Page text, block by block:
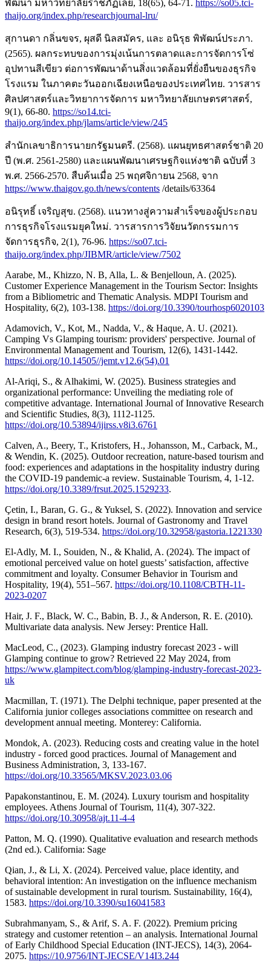
พัฒนา มหาวิทยาลัยราชภัฏเลย, 18(65), 64-71. https://so05.tci-
thaijo.org/index.php/researchjournal-lru/
สุกานดา กลิ่นขจร, ผุสดี นิลสมัคร, และ อนิรุธ พิพัฒน์ประภา.
(2565). ผลกระทบของการมุ่งเน้นการตลาดและการจัดการโซ่
อุปทานสีเขียว ต่อการพัฒนาด้านสิ่งแวดล้อมที่ยั่งยืนของธุรกิจ
โรงแรม ในภาคตะวันออกเฉียงเหนือของประเทศไทย. วารสาร
ศิลปศาสตร์และวิทยาการจัดการ มหาวิทยาลัยเกษตรศาสตร์,
9(1), 66-80. https://so14.tci-
thaijo.org/index.php/jlams/article/view/245
สำนักเลขาธิการนายกรัฐมนตรี. (2568). แผนยุทธศาสตร์ชาติ 20
ปี (พ.ศ. 2561-2580) และแผนพัฒนาเศรษฐกิจแห่งชาติ ฉบับที่ 3
พ.ศ. 2566-2570. สืบค้นเมื่อ 25 พฤศจิกายน 2568, จาก
https://www.thaigov.go.th/news/contents /details/63364
อนิรุทธิ์ เจริญสุข. (2568). แนวทางสู่ความสำเร็จของผู้ประกอบ
การธุรกิจโรงแรมยุคใหม่. วารสารการวิจัยนวัตกรรมการ
จัดการธุรกิจ, 2(1), 76-96. https://so07.tci-
thaijo.org/index.php/JIBMR/article/view/7502
Aarabe, M., Khizzo, N. B, Alla, L. & Benjelloun, A. (2025).
Customer Experience Management in the Tourism Sector: Insights
from a Bibliometric and Thematic Analysis. MDPI Tourism and
Hospitality, 6(2), 103-138. https://doi.org/10.3390/tourhosp6020103
Adamovich, V., Kot, M., Nadda, V., & Haque, A. U. (2021).
Camping Vs Glamping tourism: providers' perspective. Journal of
Environmental Management and Tourism, 12(6), 1431-1442.
https://doi.org/10.14505//jemt.v12.6(54).01
Al-Ariqi, S., & Alhakimi, W. (2025). Business strategies and
organizational performance: Unveiling the mediating role of
competitive advantage. International Journal of Innovative Research
and Scientific Studies, 8(3), 1112-1125.
https://doi.org/10.53894/ijirss.v8i3.6761
Calven, A., Beery, T., Kristofers, H., Johansson, M., Carback, M.,
& Wendin, K. (2025). Outdoor recreation, nature-based tourism and
food: experiences and adaptations in the hospitality industry during
the COVID-19 pandemic-a review. Sustainable Tourism, 4, 1-12.
https://doi.org/10.3389/frsut.2025.1529233.
Çetin, I., Baran, G. G., & Yuksel, S. (2022). Innovation and service
design in brand resort hotels. Journal of Gastronomy and Travel
Research, 6(3), 519-534. https://doi.org/10.32958/gastoria.1221330
El-Adly, M. I., Souiden, N., & Khalid, A. (2024). The impact of
emotional perceived value on hotel guests’ satisfaction, affective
commitment and loyalty. Consumer Behavior in Tourism and
Hospitality, 19(4), 551–567. https://doi.org/10.1108/CBTH-11-
2023-0207
Hair, J. F., Black, W. C., Babin, B. J., & Anderson, R. E. (2010).
Multivariate data analysis. New Jersey: Prentice Hall.
MacLeod, C., (2023). Glamping industry forecast 2023 - will
Glamping continue to grow? Retrieved 22 May 2024, from
https://www.glampitect.com/blog/glamping-industry-forecast-2023-
uk
Macmillan, T. (1971). The Delphi technique, paper presented at the
California junior colleges associations committee on research and
development annual meeting. Monterey: California.
Mondok, A. (2023). Reducing costs and creating value in the hotel
industry - forced good practices. Journal of Management and
Business Administration, 3, 133-167.
https://doi.org/10.33565/MKSV.2023.03.06
Papakonstantinou, E. M. (2024). Luxury tourism and hospitality
employees. Athens Journal of Tourism, 11(4), 307-322.
https://doi.org/10.30958/ajt.11-4-4
Patton, M. Q. (1990). Qualitative evaluation and research methods
(2nd ed.). California: Sage
Qian, J., & Li, X. (2024). Perceived value, place identity, and
behavioral intention: An investigation on the influence mechanism
of sustainable development in rural tourism. Sustainability, 16(4),
1583. https://doi.org/10.3390/su16041583
Subrahmanyam, S., & Arif, S. A. F. (2022). Premium pricing
strategy and customer retention – an analysis. International Journal
of Early Childhood Special Education (INT-JECS), 14(3), 2064-
2075. https://10.9756/INT-JECSE/V14I3.244